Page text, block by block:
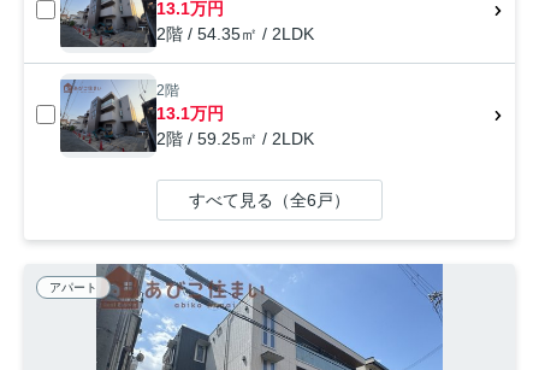
13.1万円
2階 / 54.35㎡ / 2LDK
2階
13.1万円
2階 / 59.25㎡ / 2LDK
すべて見る（全6戸）
アパート